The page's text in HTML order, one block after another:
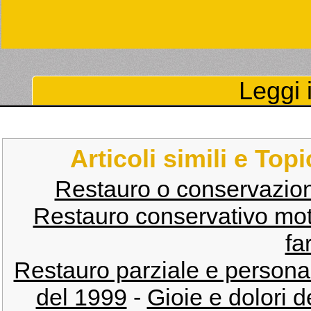
Leggi
Articoli simili e
Restauro o
Restauro conservativo
Restauro parziale e
del 1999 - Gioie e dolori